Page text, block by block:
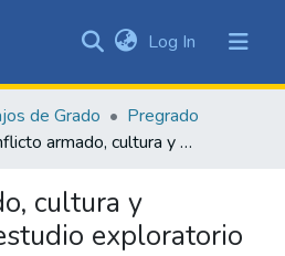
&
Collections
Statistics
Log In (current)
de Grado
Pregrado
Conflicto armado, cultura y resistencia: un estudio exploratorio sobre las comunidades negras del pacifico colombiano
cultura y
exploratorio